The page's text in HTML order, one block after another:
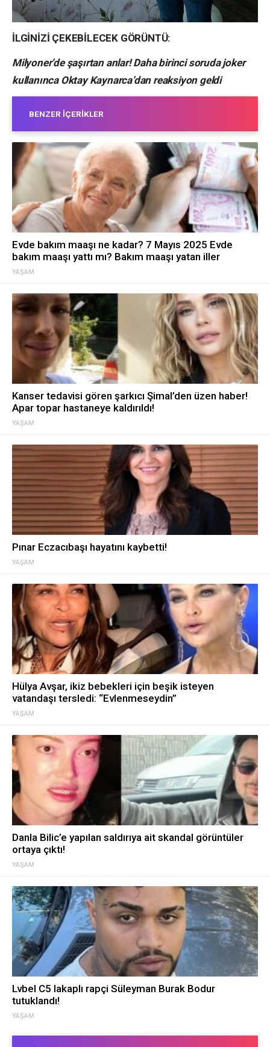
İLGİNİZİ ÇEKEBİLECEK GÖRÜNTÜ:
Milyoner’de şaşırtan anlar! Daha birinci soruda joker
kullanınca Oktay Kaynarca’dan reaksiyon geldi
BENZER İÇERIKLER
YAŞAM
Evde bakım maaşı ne kadar? 7 Mayıs 2025 Evde
bakım maaşı yattı mı? Bakım maaşı yatan iller
YAŞAM
Kanser tedavisi gören şarkıcı Şimal’den üzen haber!
Apar topar hastaneye kaldırıldı!
YAŞAM
Pınar Eczacıbaşı hayatını kaybetti!
YAŞAM
Hülya Avşar, ikiz bebekleri için beşik isteyen
vatandaşı tersledi: “Evlenmeseydin”
YAŞAM
Danla Bilic’e yapılan saldırıya ait skandal görüntüler
ortaya çıktı!
YAŞAM
Lvbel C5 lakaplı rapçi Süleyman Burak Bodur
tutuklandı!